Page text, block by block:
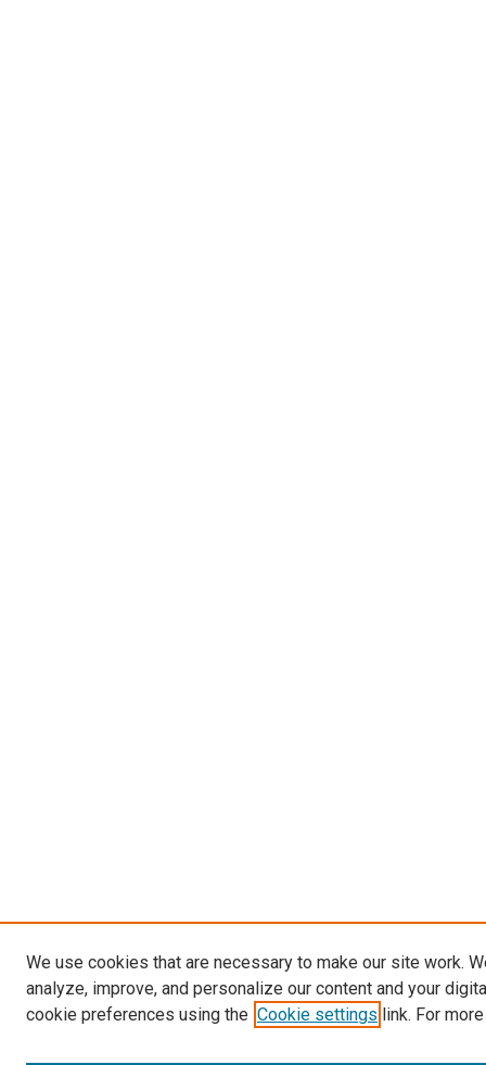
We use cookies that are necessary to make our site work.
analyze, improve, and personalize our content and your
cookie preferences using the Cookie settings link. For